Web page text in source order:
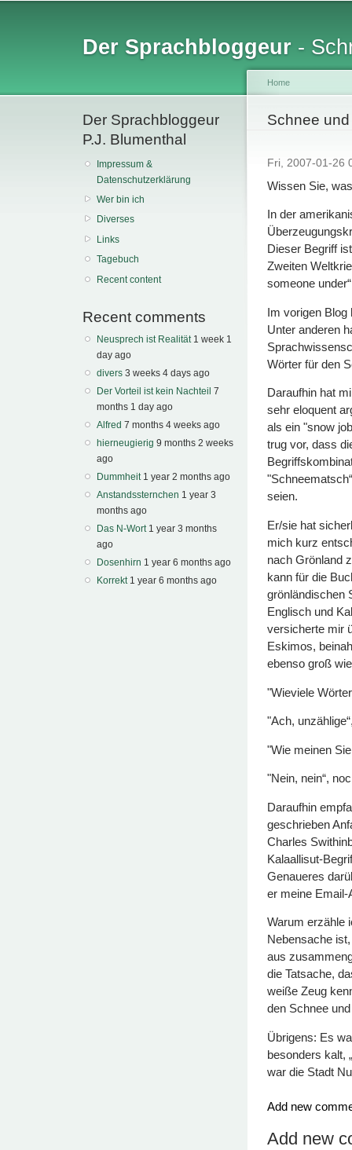
Der Sprachbloggeur -
Der Sprachbloggeur
P.J. Blumenthal
Impressum &
Datenschutzerklärung
Wer bin ich
Diverses
Links
Tagebuch
Recent content
Recent comments
Neusprech ist Realität 1 week 1
day ago
divers 3 weeks 4 days ago
Der Vorteil ist kein Nachteil 7
months 1 day ago
Alfred 7 months 4 weeks ago
hierneugierig 9 months 2 weeks
ago
Dummheit 1 year 2 months ago
Anstandssternchen 1 year 3
months ago
Das N-Wort 1 year 3 months
ago
Dosenhirn 1 year 6 months ago
Korrekt 1 year 6 months ago
You are
Home
Schnee
Fri, 2007-01-
Wissen Sie,
In der
Dieser Begriff
Zweiten
someone
Im vorigen Blog
Unter anderen
Wörter für den
Daraufhin hat
sehr eloquent
als ein "snow
trug vor, dass
seien.
Er/sie hat
mich kurz
nach Grönland
kann für die
grönländischen
Englisch und
versicherte mir
Eskimos,
ebenso groß
"Wieviele
"Ach,
"Wie meinen
"Nein, nein“,
Daraufhin
geschrieben
Charles
Kalaallisut-
Genaueres
er meine Email-
Warum erzähle
Nebensache
aus
die Tatsache,
weiße Zeug
den Schnee
Übrigens: Es
besonders kalt,
war die Stadt
Add new
Add new